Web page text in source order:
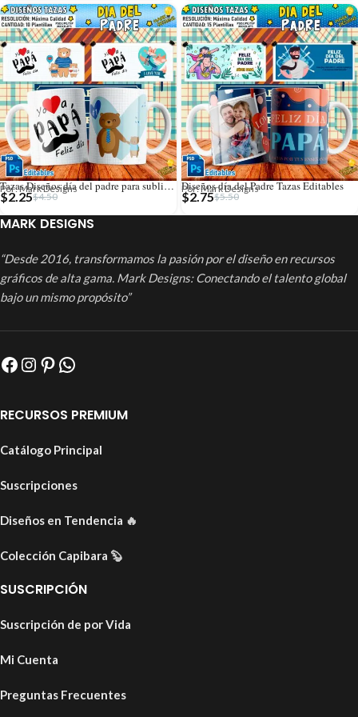
Tazas Diseños día del padre para sublimar
Por: Mark Designs
$4.50
$2.25
Diseños día del Padre Tazas Editables
Por: Mark Designs
$5.50
$2.75
MARK DESIGNS
“Desde 2016, transformamos la pasión por el diseño en recursos
gráficos de alta gama. Mark Designs: Conectando el talento global
bajo un mismo propósito”
RECURSOS PREMIUM
Catálogo Principal
Suscripciones
Diseños en Tendencia 🔥
Colección Capibara 🦫
SUSCRIPCIÓN
Suscripción de por Vida
Mi Cuenta
Preguntas Frecuentes